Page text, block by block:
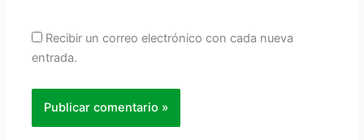
Recibir un correo electrónico con cada nueva
entrada.